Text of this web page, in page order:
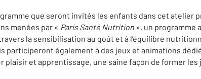
que seront invités les enfants dans cet atelier
menées par « Paris Santé Nutrition », un programme
la sensibilisation au goût et à l’équilibre
participeront également à des jeux et animations
plaisir et apprentissage, une saine façon de former